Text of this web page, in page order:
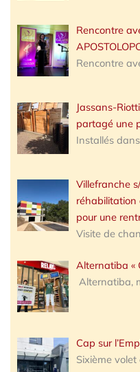
Rencontre
Rencontre
Jassans-
partagé une
Installés
Villefranche
réhabilitation
pour une
Visite de
Alternatiba «
Alternatiba,
Cap sur
Sixième